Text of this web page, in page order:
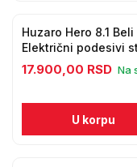
Huzaro Hero 8.1 Beli
Električni podesivi
17.900,00 RSD Na
U korpu